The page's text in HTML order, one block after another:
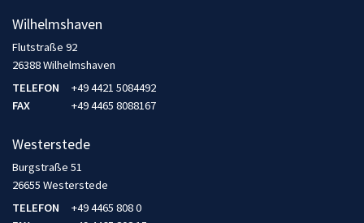
Wilhelmshaven
Flutstraße 92
26388 Wilhelmshaven
TELEFON
+49 4421 5084492
FAX
+49 4465 8088167
Westerstede
Burgstraße 51
26655 Westerstede
TELEFON
+49 4465 808 0